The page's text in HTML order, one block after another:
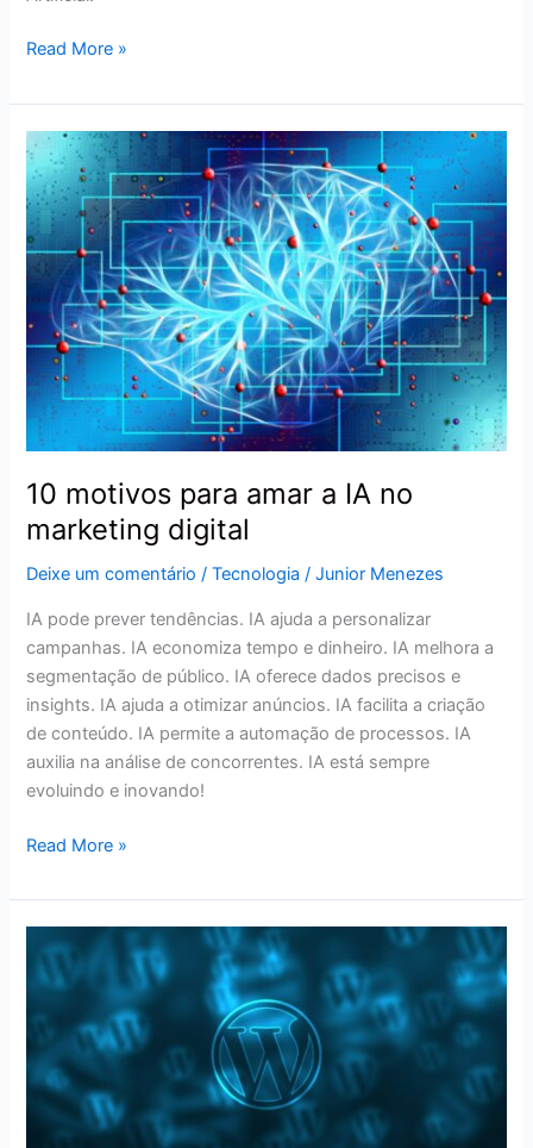
Read More »
10 motivos para amar a IA no
marketing digital
Deixe um comentário /Tecnologia /Junior Menezes
IA pode prever tendências. IA ajuda a personalizar
campanhas. IA economiza tempo e dinheiro. IA melhora a
segmentação de público. IA oferece dados precisos e
insights. IA ajuda a otimizar anúncios. IA facilita a criação
de conteúdo. IA permite a automação de processos. IA
auxilia na análise de concorrentes. IA está sempre
evoluindo e inovando!
10
motivos
para
amar
a
IA
no
marketing
digital
Read More »
OCULTANDO
BARRA
ADMIN
DO
WORDPRESS
BUDDYPRESS